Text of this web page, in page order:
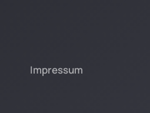
Impressum